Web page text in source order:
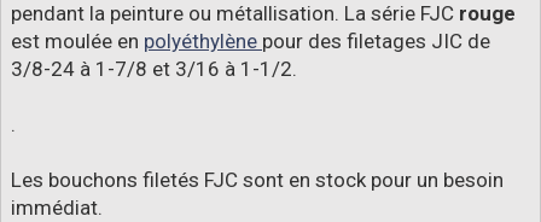
pendant la peinture ou métallisation. La série FJC rouge
est moulée en polyéthylène pour des filetages JIC de
3/8-24 à 1-7/8 et 3/16 à 1-1/2.
.
Les bouchons filetés FJC sont en stock pour un besoin
immédiat.